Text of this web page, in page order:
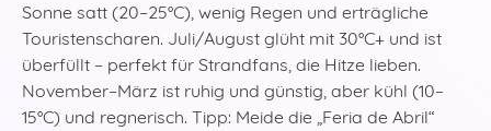
Sonne satt (20–25°C), wenig Regen und erträgliche
Touristenscharen. Juli/August glüht mit 30°C+ und ist
überfüllt – perfekt für Strandfans, die Hitze lieben.
November–März ist ruhig und günstig, aber kühl (10–
15°C) und regnerisch. Tipp: Meide die „Feria de Abril“